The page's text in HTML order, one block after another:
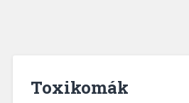
Toxikomák